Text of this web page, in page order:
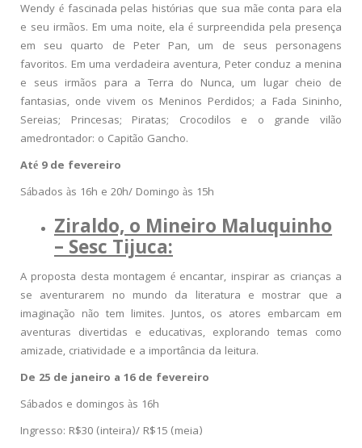
Wendy é fascinada pelas histórias que sua mãe conta para ela
e seu irmãos. Em uma noite, ela é surpreendida pela presença
em seu quarto de Peter Pan, um de seus personagens
favoritos. Em uma verdadeira aventura, Peter conduz a menina
e seus irmãos para a Terra do Nunca, um lugar cheio de
fantasias, onde vivem os Meninos Perdidos; a Fada Sininho,
Sereias; Princesas; Piratas; Crocodilos e o grande vilão
amedrontador: o Capitão Gancho.
Até 9 de fevereiro
Sábados às 16h e 20h/ Domingo às 15h
Ziraldo, o Mineiro Maluquinho
– Sesc Tijuca:
A proposta desta montagem é encantar, inspirar as crianças a
se aventurarem no mundo da literatura e mostrar que a
imaginação não tem limites. Juntos, os atores embarcam em
aventuras divertidas e educativas, explorando temas como
amizade, criatividade e a importância da leitura.
De 25 de janeiro a 16 de fevereiro
Sábados e domingos às 16h
Ingresso: R$30 (inteira)/ R$15 (meia)